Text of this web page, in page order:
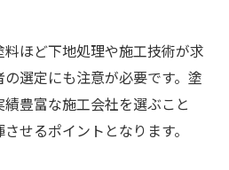
ーシミュレーション活用法
みと調和する色選びの秘訣
た外壁塗装のポイント
ほど下地処理や施工技術が求
選定にも注意が必要です。塗
豊富な施工会社を選ぶこと
せるポイントとなります。